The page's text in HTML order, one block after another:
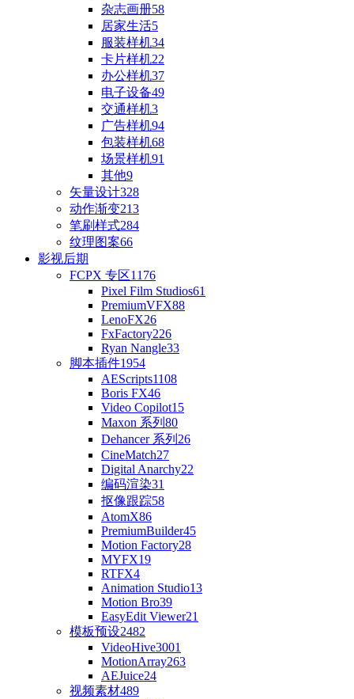
杂志画册58
居家生活5
服装样机34
卡片样机22
办公样机37
电子设备49
交通样机3
广告样机94
包装样机68
场景样机91
其他9
矢量设计328
动作渐变213
笔刷样式284
纹理图案66
影视后期
FCPX 专区1176
Pixel Film Studios61
PremiumVFX88
LenoFX26
FxFactory226
Ryan Nangle33
脚本插件1954
AEScripts1108
Boris FX46
Video Copilot15
Maxon 系列 80
Dehancer 系列 26
CineMatch27
Digital Anarchy22
编码渲染31
抠像跟踪58
AtomX86
PremiumBuilder45
Motion Factory28
MYFX19
RTFX4
Animation Studio13
Motion Bro39
EasyEdit Viewer21
模板预设2482
VideoHive3001
MotionArray263
AEJuice24
视频素材489